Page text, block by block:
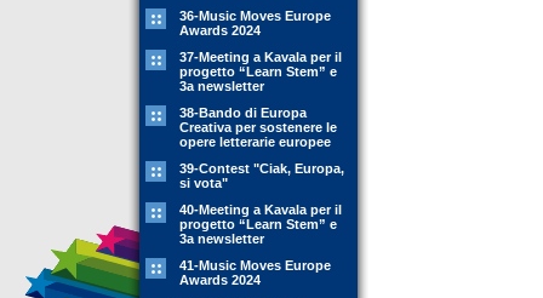
36-Music Moves Europe
Awards 2024
37-Meeting a Kavala per il
progetto “Learn Stem” e
3a newsletter
38-Bando di Europa
Creativa per sostenere le
opere letterarie europee
39-Contest "Ciak, Europa,
si vota"
40-Meeting a Kavala per il
progetto “Learn Stem” e
3a newsletter
41-Music Moves Europe
Awards 2024